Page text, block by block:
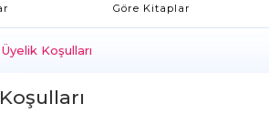
Göre Kitaplar
Üyelik Koşulları